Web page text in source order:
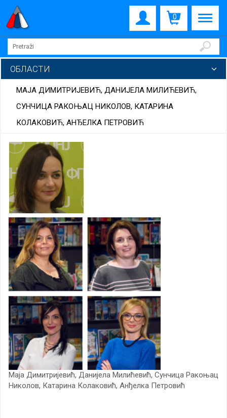
0
ОБЛАСТИ
МАЈА ДИМИТРИЈЕВИЋ, ДАНИЈЕЛА МИЛИЋЕВИЋ,
СУНЧИЦА РАКОЊАЦ НИКОЛОВ, КАТАРИНА
КОЛАКОВИЋ, АНЂЕЛКА ПЕТРОВИЋ
Маја Димитријевић, Данијела Милићевић, Сунчица Ракоњац
Николов, Катарина Колаковић, Анђелка Петровић